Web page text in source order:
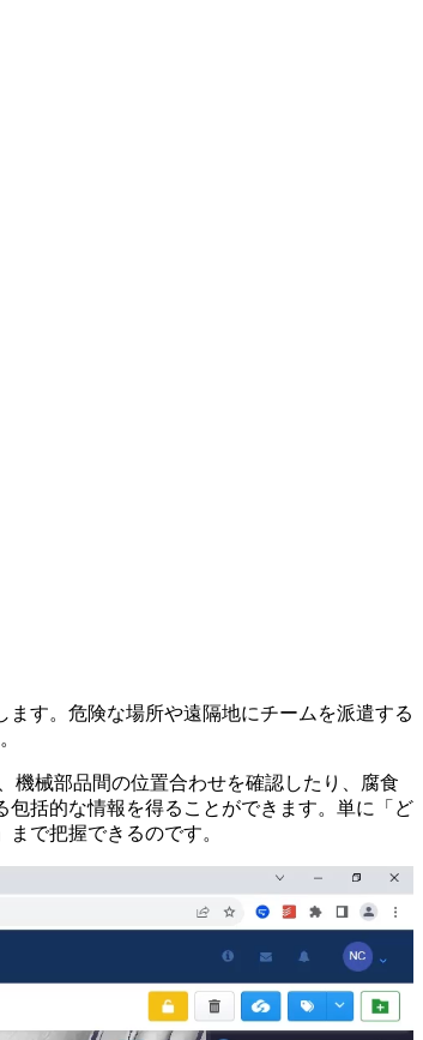
ます。危険な場所や遠隔地にチームを派遣する
機械部品間の位置合わせを確認したり、腐食
括的な情報を得ることができます。単に「ど
で把握できるのです。